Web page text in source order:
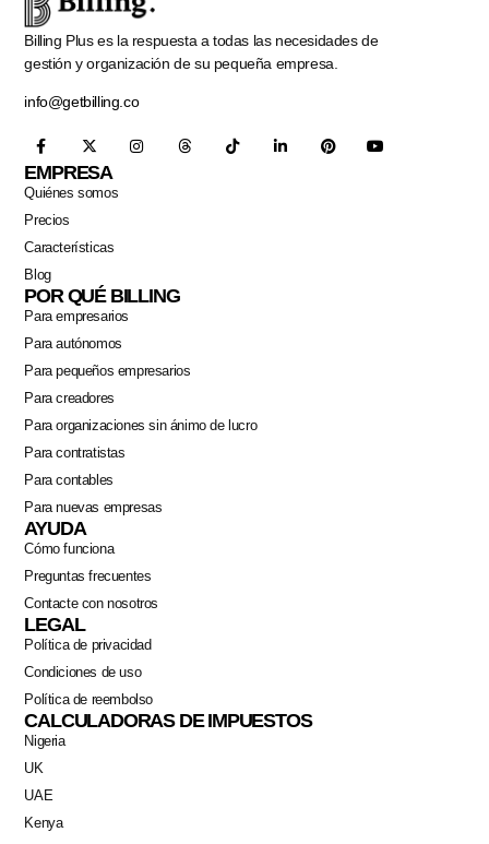
Billing Plus es la respuesta a todas las necesidades de
gestión y organización de su pequeña empresa.
info@getbilling.co
EMPRESA
Quiénes somos
Precios
Características
Blog
POR QUÉ BILLING
Para empresarios
Para autónomos
Para pequeños empresarios
Para creadores
Para organizaciones sin ánimo de lucro
Para contratistas
Para contables
Para nuevas empresas
AYUDA
Cómo funciona
Preguntas frecuentes
Contacte con nosotros
LEGAL
Política de privacidad
Condiciones de uso
Política de reembolso
CALCULADORAS DE IMPUESTOS
Nigeria
UK
UAE
Kenya